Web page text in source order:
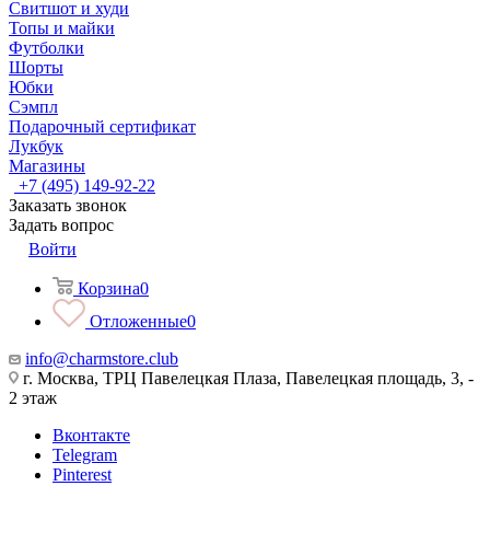
Свитшот и худи
Топы и майки
Футболки
Шорты
Юбки
Сэмпл
Подарочный сертификат
Лукбук
Магазины
+7 (495) 149-92-22
Заказать звонок
Задать вопрос
Войти
Корзина0
Отложенные0
info@charmstore.club
г. Москва, ТРЦ Павелецкая Плаза, Павелецкая площадь, 3, -
2 этаж
Вконтакте
Telegram
Pinterest